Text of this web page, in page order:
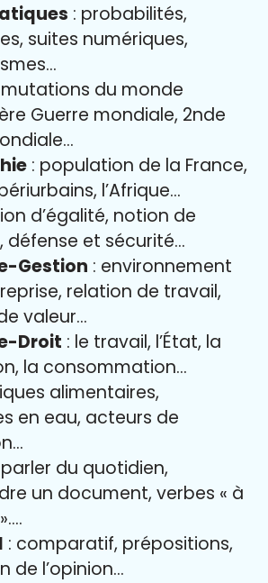
: probabilités,
suites numériques,
mutations du monde
Guerre mondiale, 2nde
: population de la France,
l’Afrique…
d’égalité, notion de
défense et sécurité…
Gestion : environnement
relation de travail,
valeur…
Droit : le travail, l’État, la
la consommation…
alimentaires,
en eau, acteurs de
parler du quotidien,
un document, verbes « à
: comparatif, prépositions,
de l’opinion…